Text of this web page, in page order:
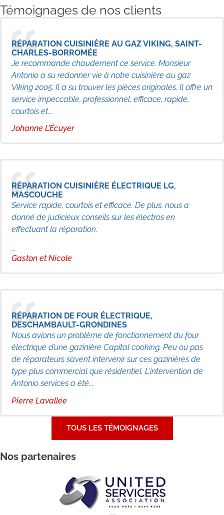
Témoignages de nos clients
RÉPARATION CUISINIÈRE AU GAZ VIKING, SAINT-
CHARLES-BORROMÉE
Je recommande chaudement ce service. Monsieur
Antonio a su redonner vie à notre cuisinière au gaz
Viking 2005. Il a su trouver les pièces originales. Il offre un
service impeccable, professionnel, efficace, rapide,
courtois et...
Johanne L’Écuyer
RÉPARATION CUISINIÈRE ÉLECTRIQUE LG,
MASCOUCHE
Service rapide, courtois et efficace. De plus, nous a
donné de judicieux conseils sur les électros en
effectuant la réparation.
...
Gaston et Nicole
RÉPARATION DE FOUR ÉLECTRIQUE,
DESCHAMBAULT-GRONDINES
Nous avions un problème de fonctionnement du four
électrique d’une gazinière Capital cooking. Peu ou pas
de réparateurs savent intervenir sur ces gazinières de
type plus commercial que résidentiel. L’intervention de
Antonio services a été...
Pierre Lavallée
TOUS LES TÉMOIGNAGES
Nos partenaires